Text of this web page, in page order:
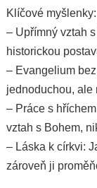
Klíčové myšlenky:
– Upřímný vztah
historickou
– Evangelium
jednoduchou, ale
– Práce s
vztah s Bohem,
– Láska k církvi:
zároveň ji